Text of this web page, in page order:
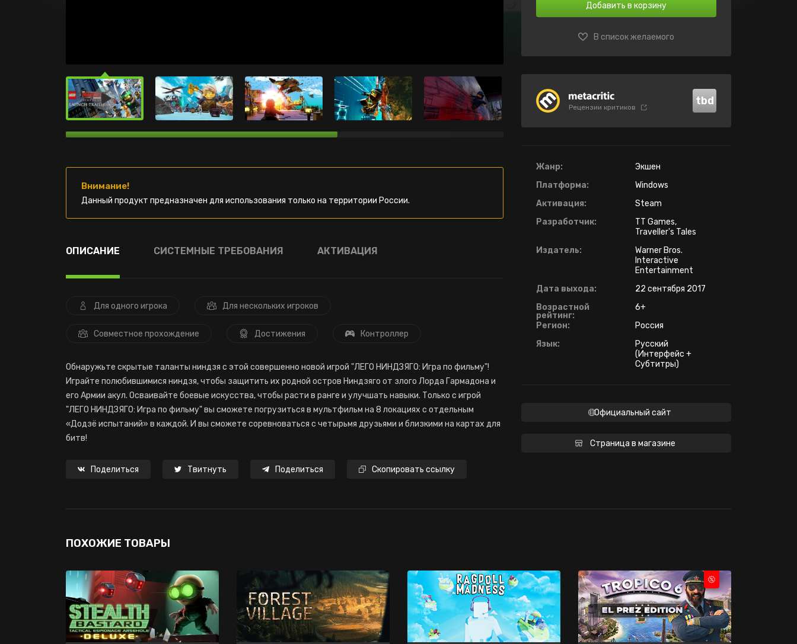
Внимание!
Данный продукт предназначен для использования только на территории России.
ОПИСАНИЕ СИСТЕМНЫЕ ТРЕБОВАНИЯ АКТИВАЦИЯ
Для одного игрока Для нескольких игроков
Совместное прохождение Достижения Контроллер
Обнаружьте скрытые таланты ниндзя с этой совершенно новой игрой "ЛЕГО НИНДЗЯГО: Игра по фильму"!
Играйте полюбившимися ниндзя, чтобы защитить их родной остров Ниндзяго от злого Лорда Гармадона и
его Армии акул. Осваивайте боевые искусства, чтобы расти в ранге и улучшать навыки. Только с игрой
"ЛЕГО НИНДЗЯГО: Игра по фильму" вы сможете погрузиться в мультфильм на 8 локациях с отдельным
«Додзё испытаний» в каждой. И вы сможете соревноваться с четырьмя друзьями и близкими на картах для
битв!
Поделиться Твитнуть Поделиться Скопировать ссылку
Добавить в корзину
В список желаемого
Рецензии критиков tbd
Жанр:
Экшен
Платформа:
Windows
Активация:
Steam
Разработчик:
TT Games,
Traveller's Tales
Издатель:
Warner Bros.
Interactive
Entertainment
Дата выхода:
22 сентября 2017
Возрастной
рейтинг:
6+
Регион:
Россия
Язык:
Русский
(Интерфейс +
Субтитры)
Официальный сайт
Страница в магазине
ПОХОЖИЕ ТОВАРЫ